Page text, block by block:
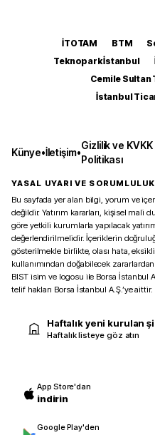
İTOTAM BTM
Teknopark İstanbul
Cemile
İstanbul
Künye•İletişim•
Gizlilik ve KVKK
Politikası
YASAL UYARI VE
Bu sayfada yer alan bilgi, yorum ve
değildir. Yatırım kararları, kişisel
göre yetkili kurumlarla yapılacak
değerlendirilmelidir. İçeriklerin
gösterilmekle birlikte, olası hata,
kullanımından doğabilecek
BIST isim ve logosu ile Borsa İstanbul
telif hakları Borsa İstanbul A.Ş.’ye aittir.
Haftalık yeni kurulan
Haftalık listeye göz atın
App Store'dan
indirin
Google Play'den